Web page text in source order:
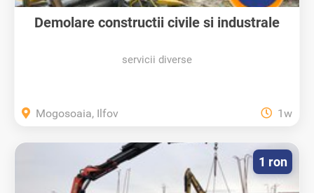
Demolare constructii civile si industrale
servicii diverse
Mogosoaia, Ilfov 1w
1 ron